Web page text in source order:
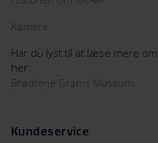
Karriere
Har du lyst til at læse mere
her:
Brødrene Grams Museum
Kundeservice